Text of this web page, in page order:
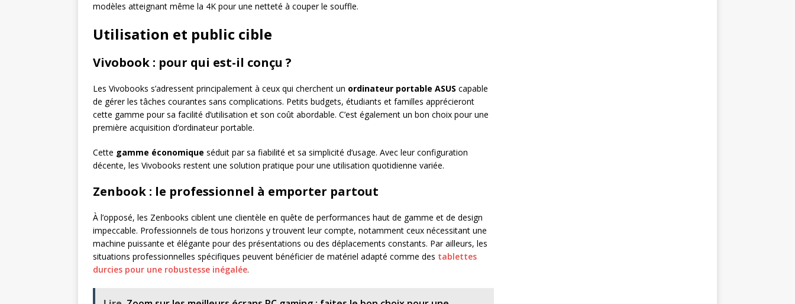
modèles atteignant même la 4K pour une netteté à couper le souffle.
Utilisation et public cible
Vivobook : pour qui est-il conçu ?
Les Vivobooks s’adressent principalement à ceux qui cherchent un ordinateur portable ASUS capable
de gérer les tâches courantes sans complications. Petits budgets, étudiants et familles apprécieront
cette gamme pour sa facilité d’utilisation et son coût abordable. C’est également un bon choix pour une
première acquisition d’ordinateur portable.
Cette gamme économique séduit par sa fiabilité et sa simplicité d’usage. Avec leur configuration
décente, les Vivobooks restent une solution pratique pour une utilisation quotidienne variée.
Zenbook : le professionnel à emporter partout
À l’opposé, les Zenbooks ciblent une clientèle en quête de performances haut de gamme et de design
impeccable. Professionnels de tous horizons y trouvent leur compte, notamment ceux nécessitant une
machine puissante et élégante pour des présentations ou des déplacements constants. Par ailleurs, les
situations professionnelles spécifiques peuvent bénéficier de matériel adapté comme des tablettes
durcies pour une robustesse inégalée.